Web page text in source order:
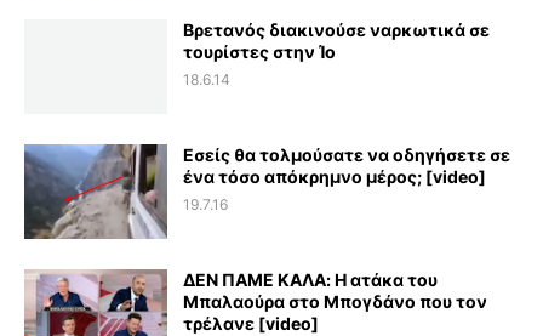
Βρετανός διακινούσε ναρκωτικά σε
τουρίστες στην Ίο
18.6.14
Εσείς θα τολμούσατε να οδηγήσετε σε
ένα τόσο απόκρημνο μέρος; [video]
19.7.16
ΔΕΝ ΠΑΜΕ ΚΑΛΑ: Η ατάκα του
Μπαλαούρα στο Μπογδάνο που τον
τρέλανε [video]